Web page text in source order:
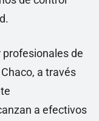
de
a través
a efectivos